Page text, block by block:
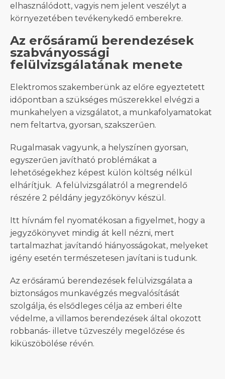
elhasználódott, vagyis nem jelent veszélyt a
környezetében tevékenykedő emberekre.
Az erősáramű berendezések
szabványossági
felülvizsgálatának menete
Elektromos szakemberünk az előre egyeztetett
időpontban a szükséges műszerekkel elvégzi a
munkahelyen a vizsgálatot, a munkafolyamatokat
nem feltartva, gyorsan, szakszerűen.
Rugalmasak vagyunk, a helyszínen gyorsan,
egyszerűen javítható problémákat a
lehetőségekhez képest külön költség nélkül
elhárítjuk. A felülvizsgálatról a megrendelő
részére 2 példány jegyzőkönyv készül.
Itt hívnám fel nyomatékosan a figyelmet, hogy a
jegyzőkönyvet mindig át kell nézni, mert
tartalmazhat javítandó hiányosságokat, melyeket
igény esetén természetesen javítani is tudunk.
Az erősáramú berendezések felülvizsgálata a
biztonságos munkavégzés megvalósítását
szolgálja, és elsődleges célja az emberi élte
védelme, a villamos berendezések által okozott
robbanás- illetve tűzveszély megelőzése és
kiküszöbölése révén.